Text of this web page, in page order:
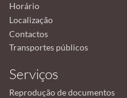
Horário
Localização
Contactos
Transportes públicos
Serviços
Reprodução de documentos